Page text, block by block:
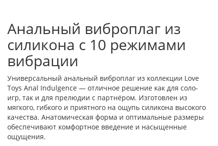
Анальный виброплаг из
силикона с 10 режимами
вибрации
Универсальный анальный виброплаг из коллекции Love
Toys Anal Indulgence — отличное решение как для соло-
игр, так и для прелюдии с партнёром. Изготовлен из
мягкого, гибкого и приятного на ощупь силикона высокого
качества. Анатомическая форма и оптимальные размеры
обеспечивают комфортное введение и насыщенные
ощущения.